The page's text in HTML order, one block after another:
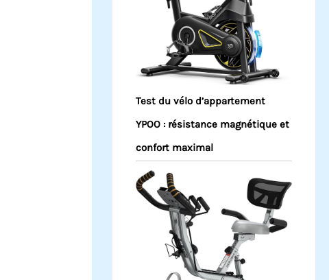
Test du vélo d’appartement
YPOO : résistance magnétique et
confort maximal